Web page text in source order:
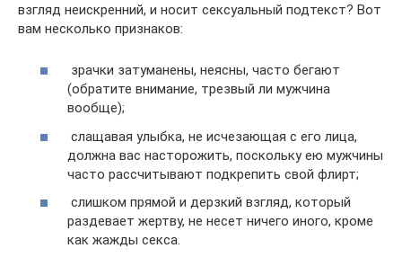
взгляд неискренний, и носит сексуальный подтекст? Вот
вам несколько признаков:
зрачки затуманены, неясны, часто бегают
(обратите внимание, трезвый ли мужчина
вообще);
слащавая улыбка, не исчезающая с его лица,
должна вас насторожить, поскольку ею мужчины
часто рассчитывают подкрепить свой флирт;
слишком прямой и дерзкий взгляд, который
раздевает жертву, не несет ничего иного, кроме
как жажды секса.